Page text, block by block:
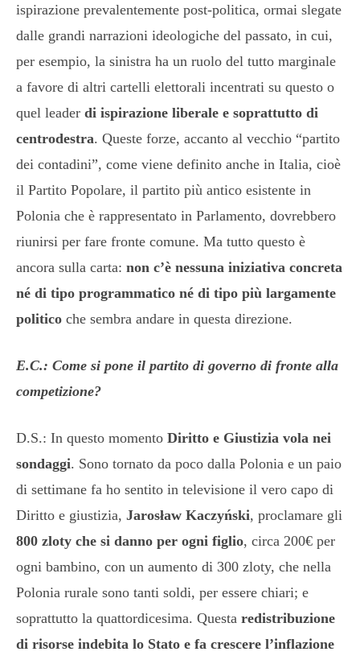
ispirazione prevalentemente post-politica, ormai slegate
dalle grandi narrazioni ideologiche del passato, in cui,
per esempio, la sinistra ha un ruolo del tutto marginale
a favore di altri cartelli elettorali incentrati su questo o
quel leader di ispirazione liberale e soprattutto di
centrodestra. Queste forze, accanto al vecchio “partito
dei contadini”, come viene definito anche in Italia, cioè
il Partito Popolare, il partito più antico esistente in
Polonia che è rappresentato in Parlamento, dovrebbero
riunirsi per fare fronte comune. Ma tutto questo è
ancora sulla carta: non c’è nessuna iniziativa concreta
né di tipo programmatico né di tipo più largamente
politico che sembra andare in questa direzione.
E.C.: Come si pone il partito di governo di fronte alla
competizione?
D.S.: In questo momento Diritto e Giustizia vola nei
sondaggi. Sono tornato da poco dalla Polonia e un paio
di settimane fa ho sentito in televisione il vero capo di
Diritto e giustizia, Jarosław Kaczyński, proclamare gli
800 zloty che si danno per ogni figlio, circa 200€ per
ogni bambino, con un aumento di 300 zloty, che nella
Polonia rurale sono tanti soldi, per essere chiari; e
soprattutto la quattordicesima. Questa redistribuzione
di risorse indebita lo Stato e fa crescere l’inflazione